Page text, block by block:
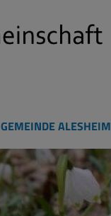
GEMEINDE ALESHEIM